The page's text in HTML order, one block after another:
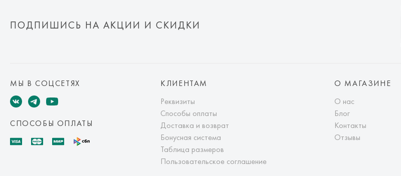
ПОДПИШИСЬ НА АКЦИИ И СКИДКИ
МЫ В СОЦСЕТЯХ
СПОСОБЫ ОПЛАТЫ
КЛИЕНТАМ
Реквизиты
Способы оплаты
Доставка и возврат
Бонусная система
Таблица размеров
Пользовательское соглашение
О МАГАЗИНЕ
О нас
Блог
Контакты
Отзывы